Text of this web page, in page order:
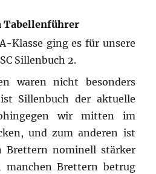
Tabellenführer
Klasse ging es für unsere
Sillenbuch 2.
waren nicht besonders
Sillenbuch der aktuelle
wir mitten im
und zum anderen ist
Brettern nominell stärker
Brettern betrug